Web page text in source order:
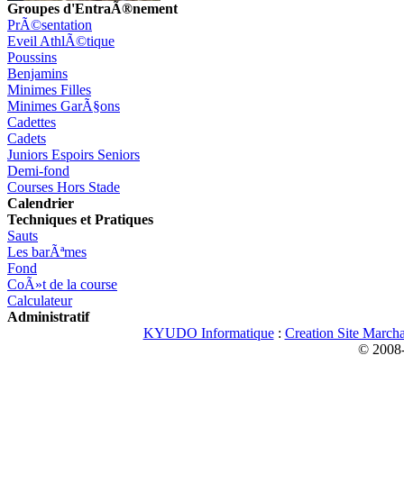
Groupes d'EntraÃ®nement
PrÃ©sentation
Eveil AthlÃ©tique
Poussins
Benjamins
Minimes Filles
Minimes GarÃ§ons
Cadettes
Cadets
Juniors Espoirs Seniors
Demi-fond
Courses Hors Stade
Calendrier
Techniques et Pratiques
Sauts
Les barÃªmes
Fond
CoÃ»t de la course
Calculateur
Administratif
KYUDO Informatique: Creation Site
©